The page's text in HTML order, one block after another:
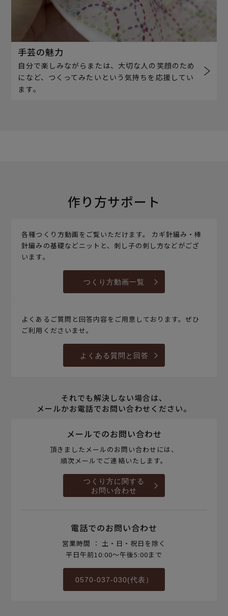
手芸の魅力
自分で楽しみながらまたは、大切な人の笑顔のため
になど、つくってみたいという気持ちを応援してい
ます。
作り方サポート
各種つくり方動画をご覧いただけます。 カギ針編み・棒
針編みの基礎などニットと、刺し子の刺し方などがござ
います。
つくり方動画一覧
よくあるご質問と回答内容をご用意しております。ぜひ
ご利用くださいませ。
よくある質問と回答
それでも解決しない場合は、
メールかお電話でお問い合わせください。
メールでのお問い合わせ
頂きましたメールのお問い合わせには、
順次メールでご連絡いたします。
つくり方に関する
お問い合わせ
電話でのお問い合わせ
営業時間 ： 土・日・祝日を除く
平日午前10:00～午後5:00まで
0570-037-030(代表）